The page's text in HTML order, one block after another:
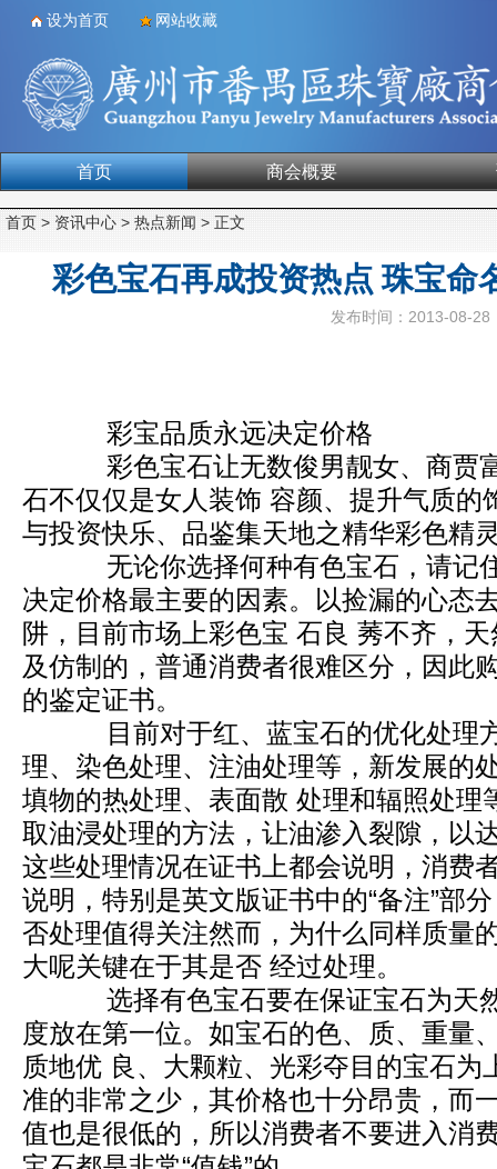
设为首页 网站收藏
首页 商会概要
合作单位
首页 > 资讯中心 > 热点新闻 > 正文
彩色宝石再成投资热点 珠宝命
发布时间：2013-08-28
彩宝品质永远决定价格
彩色宝石让无数俊男靓女、商贾
石不仅仅是女人装饰 容颜、提升气质的
与投资快乐、品鉴集天地之精华彩色精
无论你选择何种有色宝石，请记
决定价格最主要的因素。以捡漏的心态
阱，目前市场上彩色宝 石良 莠不齐，
及仿制的，普通消费者很难区分，因此
的鉴定证书。
目前对于红、蓝宝石的优化处理
理、染色处理、注油处理等，新发展的
填物的热处理、表面散 处理和辐照处理
取油浸处理的方法，让油渗入裂隙，以
这些处理情况在证书上都会说明，消费
说明，特别是英文版证书中的“备注”部
否处理值得关注然而，为什么同样质量
大呢­关键在于其是否 经过处理。
选择有色宝石要在保证宝石为天
度放在第一位。如宝石的色、质、重量
质地优 良、大颗粒、光彩夺目的宝石为
准的非常之少，其价格也十分昂贵，而
值也是很低的，所以消费者不要进入消